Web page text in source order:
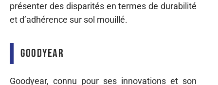
présenter des disparités en termes de durabilité
et d’adhérence sur sol mouillé.
Goodyear
Goodyear, connu pour ses innovations et son